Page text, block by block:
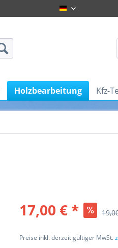
Deutsch
Holzbearbeitung Kfz-
17,00 € *
Preise inkl. derzeit gültiger MwSt.